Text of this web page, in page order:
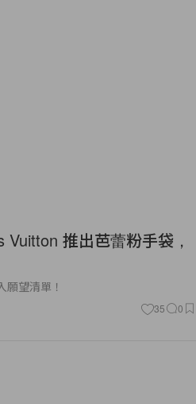
推出芭蕾粉手袋，
望清單！
35 0